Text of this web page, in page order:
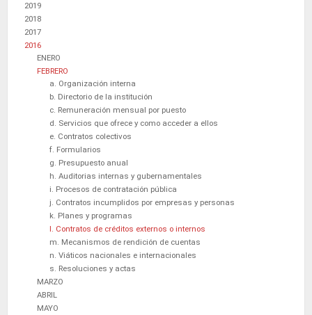
2019
2018
2017
2016
ENERO
FEBRERO
a. Organización interna
b. Directorio de la institución
c. Remuneración mensual por puesto
d. Servicios que ofrece y como acceder a ellos
e. Contratos colectivos
f. Formularios
g. Presupuesto anual
h. Auditorias internas y gubernamentales
i. Procesos de contratación pública
j. Contratos incumplidos por empresas y personas
k. Planes y programas
l. Contratos de créditos externos o internos
m. Mecanismos de rendición de cuentas
n. Viáticos nacionales e internacionales
s. Resoluciones y actas
MARZO
ABRIL
MAYO